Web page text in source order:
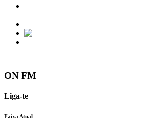
ON FM
Liga-te
Faixa Atual